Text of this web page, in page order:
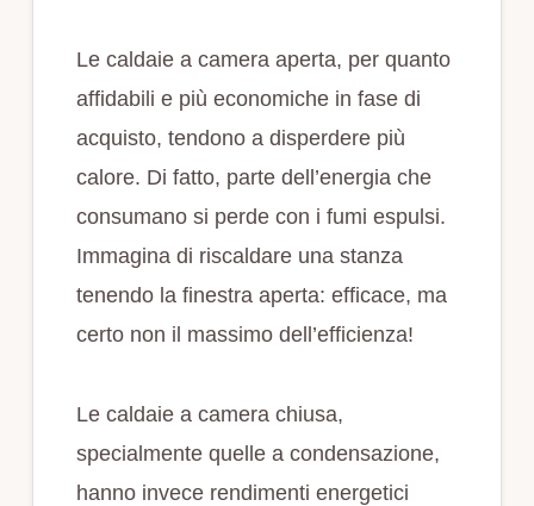
Le caldaie a camera aperta, per quanto
affidabili e più economiche in fase di
acquisto, tendono a disperdere più
calore. Di fatto, parte dell’energia che
consumano si perde con i fumi espulsi.
Immagina di riscaldare una stanza
tenendo la finestra aperta: efficace, ma
certo non il massimo dell’efficienza!
Le caldaie a camera chiusa,
specialmente quelle a condensazione,
hanno invece rendimenti energetici